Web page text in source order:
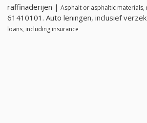
raffinaderijen | Asphalt or asphaltic
61410101. Auto leningen, inclusief
loans, including insurance